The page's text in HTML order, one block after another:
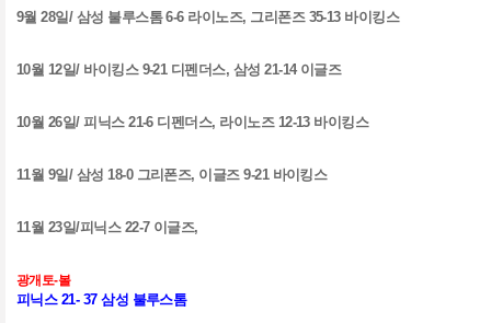
9월28일/ 삼성 불루스톰6-6 라이노즈, 그리폰즈 35-13 바이킹스
10월 12일/ 바이킹스 9-21 디펜더스, 삼성21-14 이글즈
10월 26일/피닉스21-6 디펜더스, 라이노즈 12-13 바이킹스
11월 9일/ 삼성18-0 그리폰즈, 이글즈9-21 바이킹스
11월 23일/피닉스 22-7 이글즈,
광개토-볼
피닉스 21- 37삼성 불루스톰